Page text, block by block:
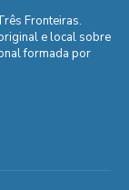
Fronteiras.
e local sobre
formada por